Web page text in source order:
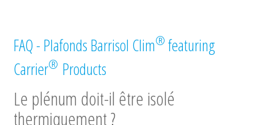
FAQ - Plafonds Barrisol Clim®featuring
Carrier® Products
Le plénum doit-il être isolé
thermiquement ?